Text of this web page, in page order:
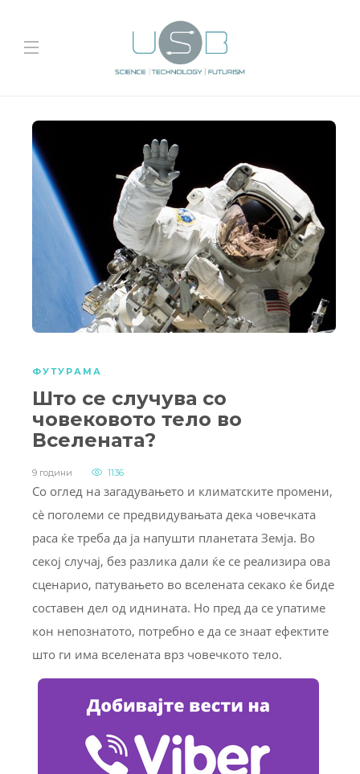
ФУТУРАМА
Што се случува со
човековото тело во
Вселената?
9 години 1136
Со оглед на загадувањето и климатските промени,
сè поголеми се предвидувањата дека човечката
раса ќе треба да ја напушти планетата Земја. Во
секој случај, без разлика дали ќе се реализира ова
сценарио, патувањето во вселената секако ќе биде
составен дел од иднината. Но пред да се упатиме
кон непознатото, потребно е да се знаат ефектите
што ги има вселената врз човечкото тело.